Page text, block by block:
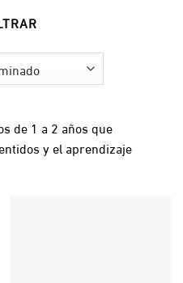
de 1 a 2 años que
y el aprendizaje